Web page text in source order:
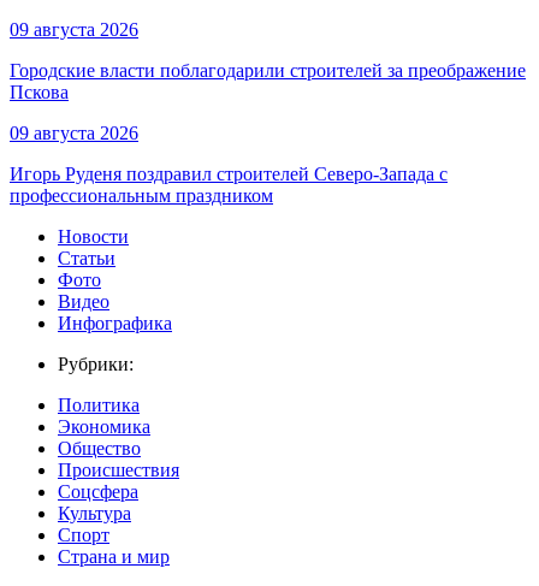
09 августа 2026
Городские власти поблагодарили строителей за преображение
Пскова
09 августа 2026
Игорь Руденя поздравил строителей Северо-Запада с
профессиональным праздником
Новости
Статьи
Фото
Видео
Инфографика
Рубрики:
Политика
Экономика
Общество
Происшествия
Соцсфера
Культура
Спорт
Страна и мир